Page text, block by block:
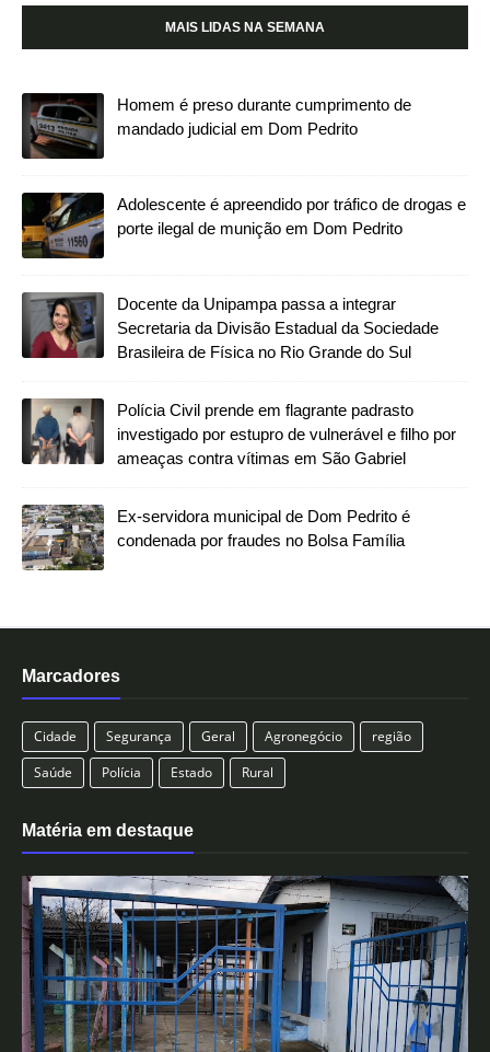
MAIS LIDAS NA SEMANA
Homem é preso durante cumprimento de
mandado judicial em Dom Pedrito
Adolescente é apreendido por tráfico de drogas e
porte ilegal de munição em Dom Pedrito
Docente da Unipampa passa a integrar
Secretaria da Divisão Estadual da Sociedade
Brasileira de Física no Rio Grande do Sul
Polícia Civil prende em flagrante padrasto
investigado por estupro de vulnerável e filho por
ameaças contra vítimas em São Gabriel
Ex-servidora municipal de Dom Pedrito é
condenada por fraudes no Bolsa Família
Marcadores
Cidade Segurança Geral Agronegócio
região
Saúde
Polícia Estado Rural
Matéria em destaque